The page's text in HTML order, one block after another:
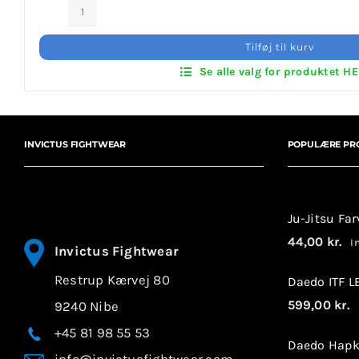
Invictus Brands
Klubaftalesider – Find din klub
FAQ’s
Information
Nyheder
Black
antal
Tilføj til kurv
Se alle valg for produktet
INVICTUS FIGHTWEAR
Invictus Fightwear
Restrup Kærvej 80
9240 Nibe
+45 81 98 55 53
POPULÆRE
Ju-Jitsu
44,00 kr.
Daedo ITF
599,00 kr.
Daedo